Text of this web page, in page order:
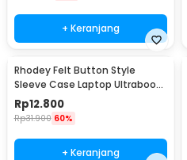
+ Keranjang
Rhodey Felt Button Style
Sleeve Case Laptop Ultrabook
15 Inch - DA58
Rp12.800
Rp31.900 60%
+ Keranjang